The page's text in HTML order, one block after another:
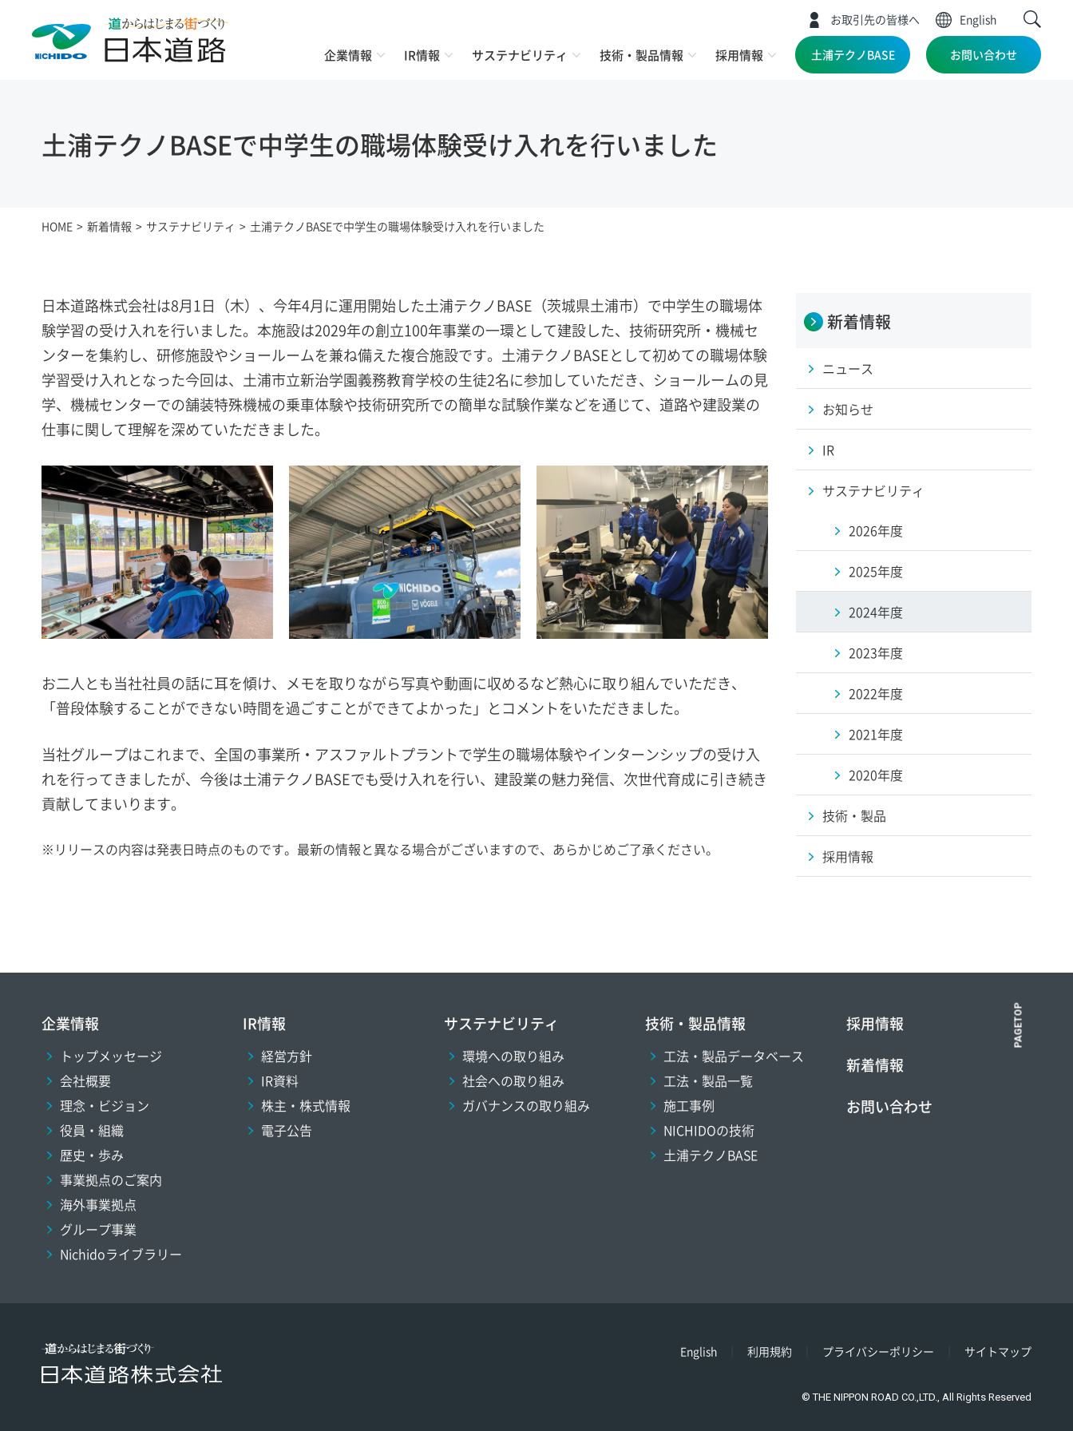
お取引先の皆様へ English
企業情報 IR情報 サステナビリティ 技術・製品情報 採用情報 土浦テクノBASE お問い合わせ
土浦テクノBASEで中学生の職場体験受け入れを行いました
HOME 新着情報 サステナビリティ 土浦テクノBASEで中学生の職場体験受け入れを行いました
日本道路株式会社は8月1日（木）、今年4月に運用開始した土浦テクノBASE（茨城県土浦市）で中学生の職場体
験学習の受け入れを行いました。本施設は2029年の創立100年事業の一環として建設した、技術研究所・機械セ
ンターを集約し、研修施設やショールームを兼ね備えた複合施設です。土浦テクノBASEとして初めての職場体験
学習受け入れとなった今回は、土浦市立新治学園義務教育学校の生徒2名に参加していただき、ショールームの見
学、機械センターでの舗装特殊機械の乗車体験や技術研究所での簡単な試験作業などを通じて、道路や建設業の
仕事に関して理解を深めていただきました。
お二人とも当社社員の話に耳を傾け、メモを取りながら写真や動画に収めるなど熱心に取り組んでいただき、
「普段体験することができない時間を過ごすことができてよかった」とコメントをいただきました。
当社グループはこれまで、全国の事業所・アスファルトプラントで学生の職場体験やインターンシップの受け入
れを行ってきましたが、今後は土浦テクノBASEでも受け入れを行い、建設業の魅力発信、次世代育成に引き続き
貢献してまいります。
※ リリースの内容は発表日時点のものです。最新の情報と異なる場合がございますので、あらかじめご了承ください。
新着情報
ニュース
お知らせ
IR
サステナビリティ
2026年度
2025年度
2024年度
2023年度
2022年度
2021年度
2020年度
技術・製品
採用情報
PAGETOP
企業情報
トップメッセージ
会社概要
理念・ビジョン
役員・組織
歴史・歩み
事業拠点のご案内
海外事業拠点
グループ事業
Nichidoライブラリー
IR情報
経営方針
IR資料
株主・株式情報
電子公告
サステナビリティ
環境への取り組み
社会への取り組み
ガバナンスの取り組み
技術・製品情報
工法・製品データベース
工法・製品一覧
施工事例
NICHIDOの技術
土浦テクノBASE
採用情報
新着情報
お問い合わせ
English 利用規約 プライバシーポリシー サイトマップ
© THE NIPPON ROAD CO.,LTD., All Rights Reserved